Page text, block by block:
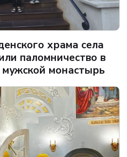
храма села
паломничество в
мужской монастырь